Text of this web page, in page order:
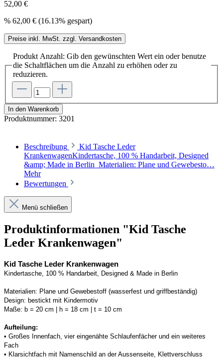
52,00 €
% 62,00 € (16.13% gespart)
Preise inkl. MwSt. zzgl. Versandkosten
Produkt Anzahl: Gib den gewünschten Wert ein oder benutze
die Schaltflächen um die Anzahl zu erhöhen oder zu
reduzieren.
In den Warenkorb
Produktnummer: 3201
Beschreibung
Kid Tasche Leder
KrankenwagenKindertasche, 100 % Handarbeit, Designed
&amp; Made in Berlin Materialien: Plane und Gewebesto…
Mehr
Bewertungen
Menü schließen
Produktinformationen "Kid Tasche
Leder Krankenwagen"
Kid Tasche Leder Krankenwagen
Kindertasche, 100 % Handarbeit, Designed & Made in Berlin
Materialien: Plane und Gewebestoff (wasserfest und griffbeständig)
Design: bestickt mit Kindermotiv
Maße: b = 20 cm | h = 18 cm | t = 10 cm
Aufteilung:
• Großes Innenfach, vier eingenähte Schlaufenfächer und ein weiteres
Fach
• Klarsichtfach mit Namenschild an der Aussenseite, Klettverschluss